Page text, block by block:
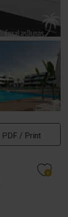
PDF / Print